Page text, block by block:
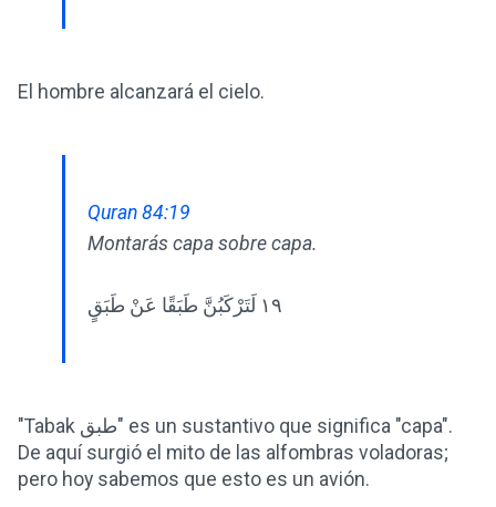
El hombre alcanzará el cielo.
Quran 84:19
Montarás capa sobre capa.
١٩ لَتَرْكَبُنَّ طَبَقًا عَنْ طَبَقٍ
"Tabak طبق" es un sustantivo que significa "capa".
De aquí surgió el mito de las alfombras voladoras;
pero hoy sabemos que esto es un avión.